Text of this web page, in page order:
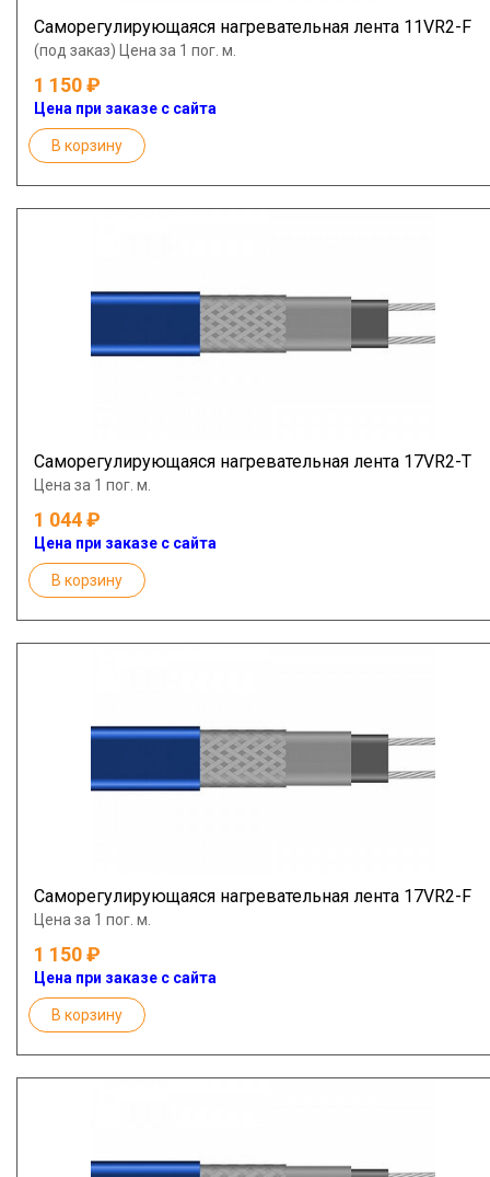
Саморегулирующаяся нагревательная лента 11VR2-F
(под заказ) Цена за 1 пог. м.
1 150
Цена при заказе с сайта
В корзину
Саморегулирующаяся нагревательная лента 17VR2-Т
Цена за 1 пог. м.
1 044
Цена при заказе с сайта
В корзину
Саморегулирующаяся нагревательная лента 17VR2-F
Цена за 1 пог. м.
1 150
Цена при заказе с сайта
В корзину